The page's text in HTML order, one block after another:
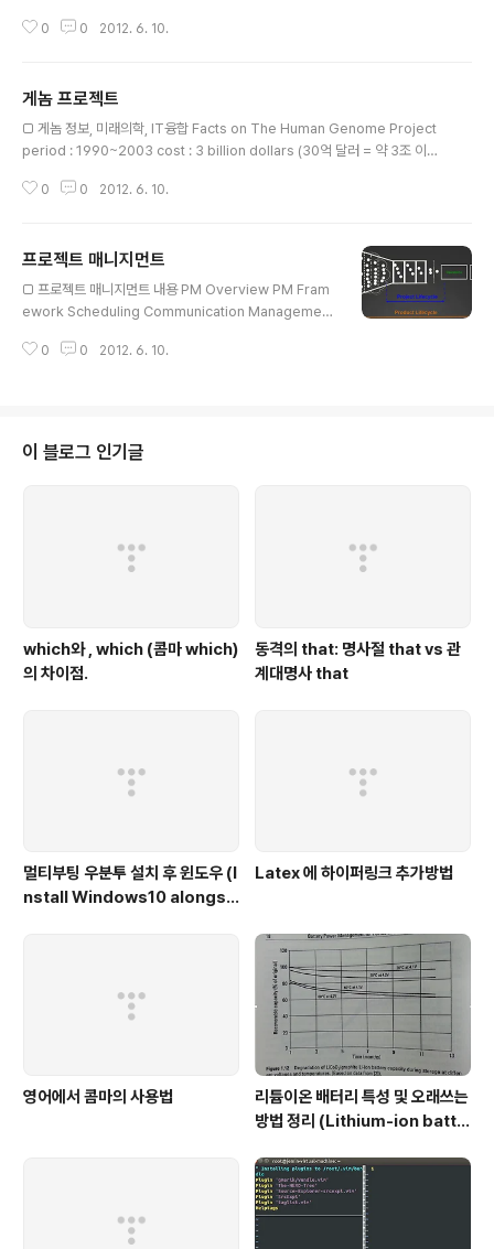
러스 등장 2월 "Linux/Bliss" 바이러스 발견: 최초의 ..
주의란: 특허를 등록받은 국가에 한해 제한적으로 효력 발
보호 받고자하는 국가에 개별적으로 직접출원 국내출원일
로 부터 1년이내에 우선권 주장 출원 PCT 국제 출원 국제
협력조약(PCT)에 가입한 국가 간에 적용 국제사무국(WI
별 출원. □ 특허권의 발생 특허 요건(신규성, 진보성 등)에
0 0 2012. 6. 10.
게놈 프로젝트
□ 게놈 정보, 미래의학, IT융합 Facts on The Human Genome Project
period : 1990~2003 cost : 3 billion dollars (30억 달러 = 약 3조 이상)
me' = mass 'ics' = study 모든 component들을 동시에 measure하는
breakthrough during the last decade (microarrays, next-..
0 0 2012. 6. 10.
프로젝트 매니지먼트
□ 프로젝트 매니지먼트 내용 PM Overview PM Fram
ework Scheduling Communication Management
view 프로젝트란? : 고유 제품, 서비스 또는 결과물을 창출
란?: 프로젝트 관리란 프로젝트 요구사항을 충족시키기 위
해 지식, 기술, 도구, 기법 등을 프로젝트 활동에 적용 하는
0 0 2012. 6. 10.
이 블로그 인기글
which와 , which (콤마 which)
의 차이점.
동격의 that: 명사절 that vs 관
계대명사 that
멀티부팅 우분투 설치 후 윈도우 (I
nstall Windows10 alongsi
Latex 에 하이퍼링크 추가방법
영어에서 콤마의 사용법
리튬이온 배터리 특성 및 오래쓰는
방법 정리 (Lithium-ion batte